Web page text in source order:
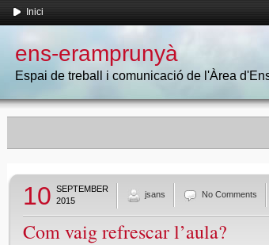
Inici
ens-eramprunyà
Espai de treball i comunicació de l'Àrea
10 SEPTEMBER
2015
jsans No Comments
Com vaig refrescar l’aula?